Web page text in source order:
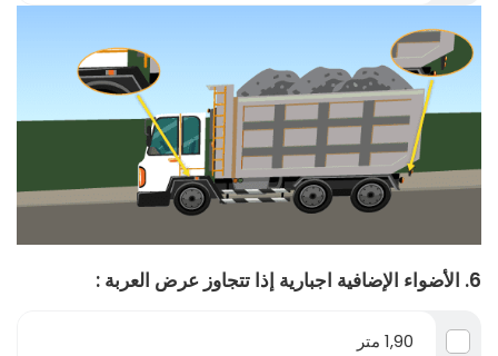
6. الأضواء الإضافية اجبارية إذا تتجاوز عرض العربة :
1,90 متر